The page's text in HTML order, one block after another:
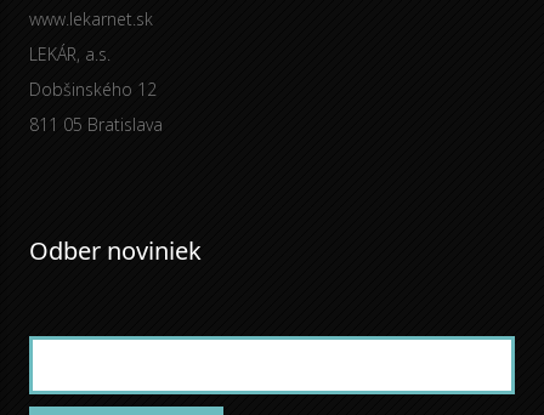
www.lekarnet.sk
LEKÁR, a.s.
Dobšinského 12
811 05 Bratislava
Odber noviniek